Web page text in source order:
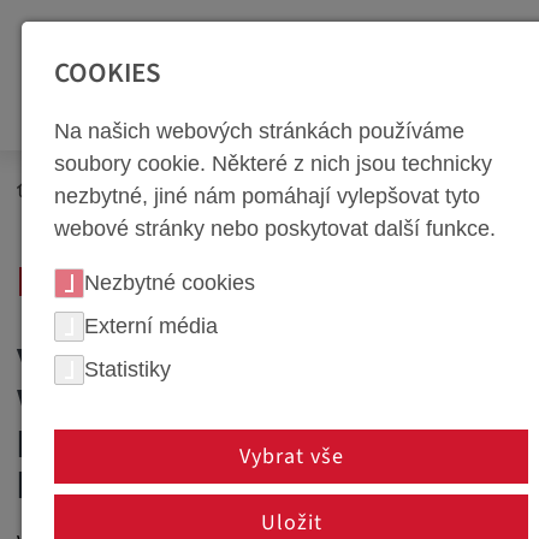
Zur Top Navigation springen [Alt+1]Zur Hauptnavigation
Newsroom
Novinky
40 let ve společnosti weba: Kronika pokroku a inovace
NEWS PORTÁL
VÍTEJTE U SPOLEČNOSTI
WEBA - VAŠEHO
PARTNERA PRO INOVACE A
KVALITU
COOKIES
Na našich webových stránkách používáme
soubory cookie. Některé z nich jsou technicky
nezbytné, jiné nám pomáhají vylepšovat tyto
webové stránky nebo poskytovat další funkce.
Nezbytné cookies
Externí média
Statistiky
Vybrat vše
Uložit